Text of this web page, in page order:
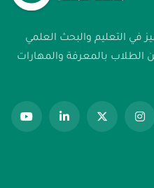
في التعليم والبحث العلمي
بالمعرفة والمهارات